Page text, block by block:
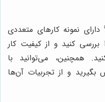
نمونه کارهای متعددی
کنید و از کیفیت کار
همچنین، می‌توانید با
و از تجربیات آن‌ها